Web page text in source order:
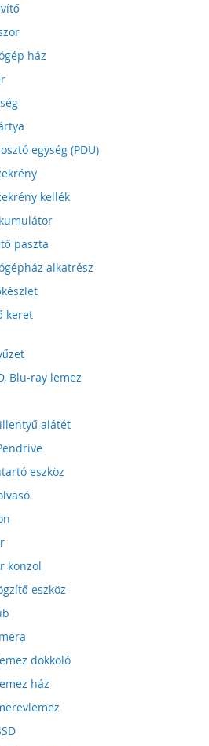
ház
egység (PDU)
kellék
paszta
alkatrész
keret
Blu-ray lemez
alátét
eszköz
konzol
eszköz
dokkoló
ház